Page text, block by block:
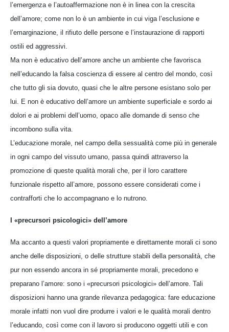
l’emergenza e l’autoaffermazione non è in linea con la crescita
dell’amore; come non lo è un ambiente in cui viga l’esclusione e
l’emarginazione, il rifiuto delle persone e l’instaurazione di rapporti
ostili ed aggressivi.
Ma non è educativo dell’amore anche un ambiente che favorisca
nell’educando la falsa coscienza di essere al centro del mondo, così
che tutto gli sia dovuto, quasi che le altre persone esistano solo per
lui. E non è educativo dell’amore un ambiente superficiale e sordo ai
dolori e ai problemi dell’uomo, opaco alle domande di senso che
incombono sulla vita.
L’educazione morale, nel campo della sessualità come più in generale
in ogni campo del vissuto umano, passa quindi attraverso la
promozione di queste qualità morali che, per il loro carattere
funzionale rispetto all’amore, possono essere considerati come i
contrafforti che lo accompagnano e lo nutrono.
I «precursori psicologici» dell’amore
Ma accanto a questi valori propriamente e direttamente morali ci sono
anche delle disposizioni, o delle strutture stabili della personalità, che
pur non essendo ancora in sé propriamente morali, precedono e
preparano l’amore: sono i «precursori psicologici» dell’amore. Tali
disposizioni hanno una grande rilevanza pedagogica: fare educazione
morale infatti non vuol dire produrre i valori e le qualità morali dentro
l’educando, così come con il lavoro si producono oggetti utili e con